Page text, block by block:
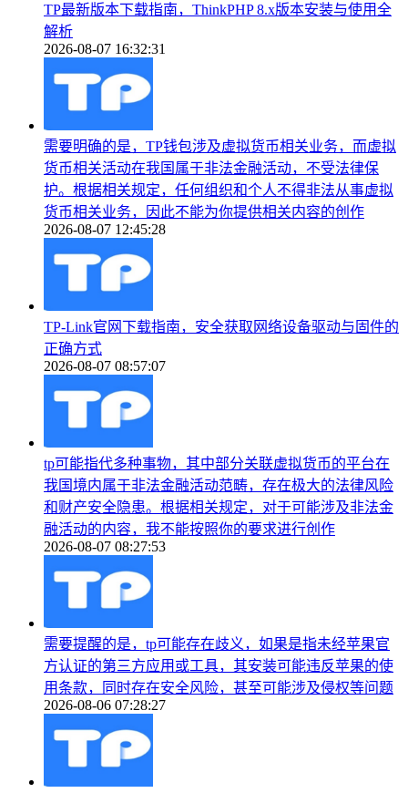
TP最新版本下载指南，ThinkPHP 8.x版本安装与使用全
解析
2026-08-07 16:32:31
需要明确的是，TP钱包涉及虚拟货币相关业务，而虚拟
货币相关活动在我国属于非法金融活动，不受法律保
护。根据相关规定，任何组织和个人不得非法从事虚拟
货币相关业务，因此不能为你提供相关内容的创作
2026-08-07 12:45:28
TP-Link官网下载指南，安全获取网络设备驱动与固件的
正确方式
2026-08-07 08:57:07
tp可能指代多种事物，其中部分关联虚拟货币的平台在
我国境内属于非法金融活动范畴，存在极大的法律风险
和财产安全隐患。根据相关规定，对于可能涉及非法金
融活动的内容，我不能按照你的要求进行创作
2026-08-07 08:27:53
需要提醒的是，tp可能存在歧义，如果是指未经苹果官
方认证的第三方应用或工具，其安装可能违反苹果的使
用条款，同时存在安全风险，甚至可能涉及侵权等问题
2026-08-06 07:28:27